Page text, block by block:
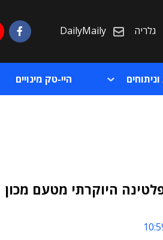
גלריה DailyMaily
היי-טק מינויים
היוקרתי מטעם מכון